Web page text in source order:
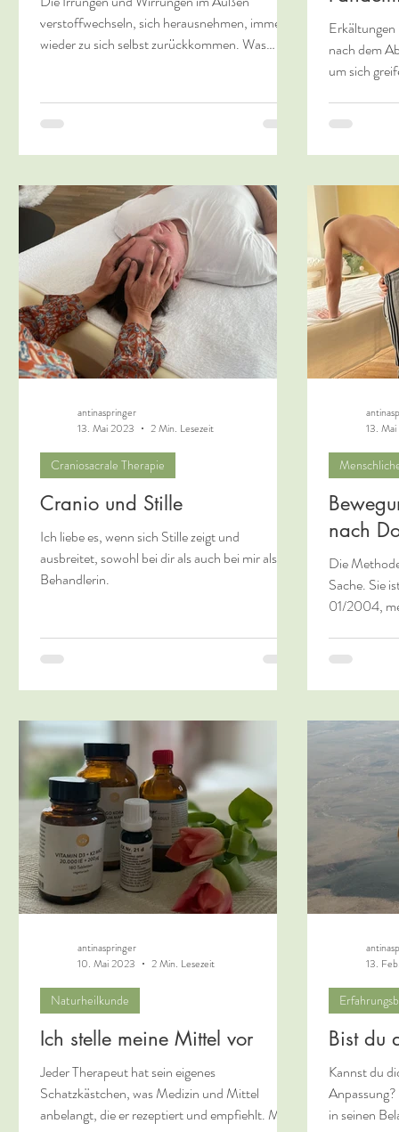
verstoffwechseln, sich herausnehmen, immer
wieder zu sich selbst zurückkommen. Was
nach dem
um sich
Cranio und Stille
Ich liebe es, wenn sich Stille zeigt und
ausbreitet, sowohl bei dir als auch bei mir als
Behandlerin.
Craniosacrale Therapie
antinaspringer
13. Mai 2023
2 Min. Lesezeit
nach
Die
Sache. Sie
01/2004,
13.
Ich stelle meine Mittel vor
Jeder Therapeut hat sein eigenes
Schatzkästchen, was Medizin und Mittel
anbelangt, die er rezeptiert und empfiehlt. Mein
Naturheilkunde
antinaspringer
10. Mai 2023
2 Min. Lesezeit
Bist du
Kannst du
in seinen
13.